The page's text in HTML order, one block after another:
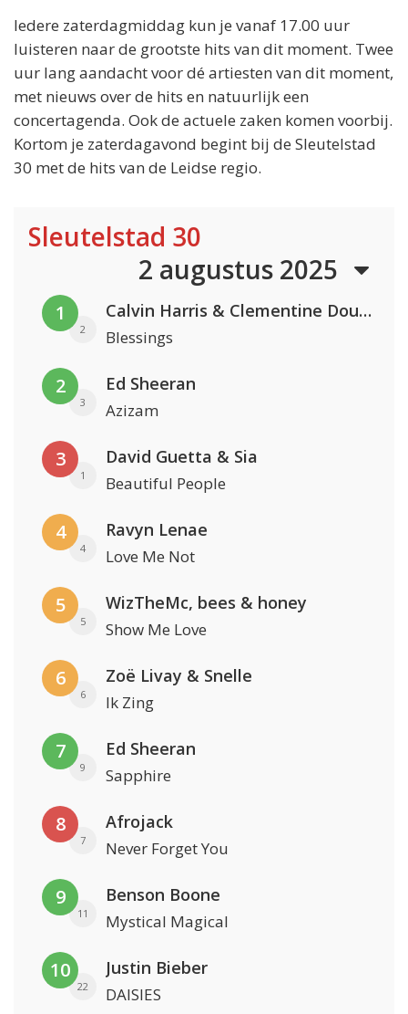
Iedere zaterdagmiddag kun je vanaf 17.00 uur
luisteren naar de grootste hits van dit moment. Twee
uur lang aandacht voor dé artiesten van dit moment,
met nieuws over de hits en natuurlijk een
concertagenda. Ook de actuele zaken komen voorbij.
Kortom je zaterdagavond begint bij de Sleutelstad
30 met de hits van de Leidse regio.
Sleutelstad 30
2 augustus 2025
1
2
Calvin Harris & Clementine Douglas
Blessings
2
3
Ed Sheeran
Azizam
3
1
David Guetta & Sia
Beautiful People
4
4
Ravyn Lenae
Love Me Not
5
5
WizTheMc, bees & honey
Show Me Love
6
6
Zoë Livay & Snelle
Ik Zing
7
9
Ed Sheeran
Sapphire
8
7
Afrojack
Never Forget You
9
11
Benson Boone
Mystical Magical
10
22
Justin Bieber
DAISIES